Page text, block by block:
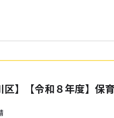
区】【令和８年度】保